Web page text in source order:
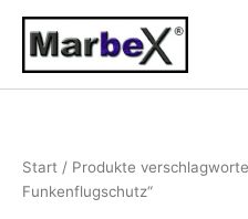
Zum
Inhalt
springen
Start / Produkte
Funkenflugschutz“